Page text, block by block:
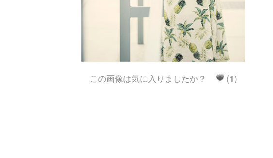
この画像は気に入りましたか？ (1)